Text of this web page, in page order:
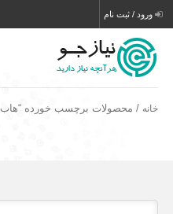
ورود / ثبت نام
خانه / محصولات برچسب خورده “هاب